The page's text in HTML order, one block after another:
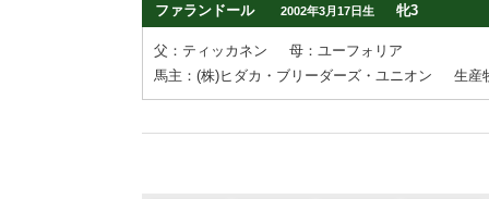
ファランドール
2002年3月17日生 牝3
父：ティッカネン
母：ユーフォリア
馬主：(株)ヒダカ・ブリーダーズ・ユニオン
生産